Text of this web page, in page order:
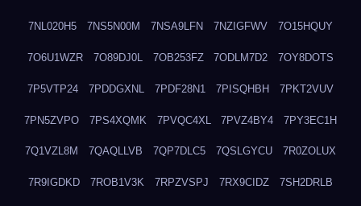
7NL020H5 7NS5N00M 7NSA9LFN 7NZIGFWV 7O15HQUY
7O6U1WZR 7O89DJ0L 7OB253FZ 7ODLM7D2 7OY8DOTS
7P5VTP24 7PDDGXNL 7PDF28N1 7PISQHBH 7PKT2VUV
7PN5ZVPO 7PS4XQMK 7PVQC4XL 7PVZ4BY4 7PY3EC1H
7Q1VZL8M 7QAQLLVB 7QP7DLC5 7QSLGYCU 7R0ZOLUX
7R9IGDKD 7ROB1V3K 7RPZVSPJ 7RX9CIDZ 7SH2DRLB